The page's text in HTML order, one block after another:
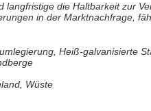
langfristige die Haltbarkeit zur
in der Marktnachfrage,
Heiß-galvanisierte
Wüste